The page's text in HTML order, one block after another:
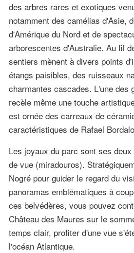
des arbres rares et exotiques
notamment des camélias d'Asie,
d'Amérique du Nord et de
arborescentes d'Australie. Au fil
sentiers mènent à divers points
étangs paisibles, des ruisseaux
charmantes cascades. L'une des
recèle même une touche
est ornée des carreaux de
caractéristiques de Rafael
Les joyaux du parc sont ses
de vue (miradouros).
Nogré pour guider le regard du
panoramas emblématiques à
ces belvédères, vous pouvez
Château des Maures sur le
temps clair, profiter d'une vue
l'océan Atlantique.